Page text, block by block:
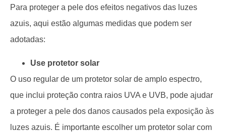
Para proteger a pele dos efeitos negativos das luzes
azuis, aqui estão algumas medidas que podem ser
adotadas:
Use protetor solar
O uso regular de um protetor solar de amplo espectro,
que inclui proteção contra raios UVA e UVB, pode ajudar
a proteger a pele dos danos causados pela exposição às
luzes azuis. É importante escolher um protetor solar com